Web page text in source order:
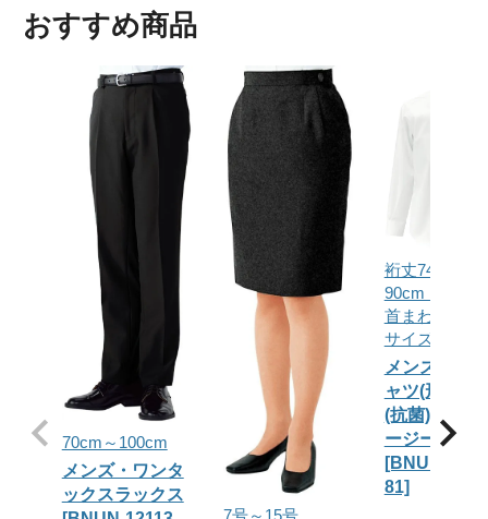
おすすめ商品
70cm～100cm
メンズ・ワンタ
ックスラックス
裄丈74～
90cm（※選
首まわり(ネ
サイズ)）
メンズ・ワ
ャツ(形態安
(抗菌)(防臭)(
ージーケア)
[BNUN-
81]